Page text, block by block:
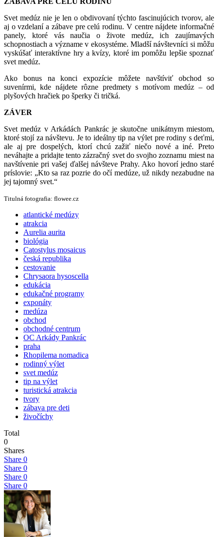
Svet medúz nie je len o obdivovaní týchto fascinujúcich tvorov, ale
aj o vzdelaní a zábave pre celú rodinu. V centre nájdete informačné
panely, ktoré vás naučia o živote medúz, ich zaujímavých
schopnostiach a význame v ekosystéme. Mladší návštevníci si môžu
vyskúšať interaktívne hry a kvízy, ktoré im pomôžu lepšie spoznať
svet medúz.
Ako bonus na konci expozície môžete navštíviť obchod so
suvenírmi, kde nájdete rôzne predmety s motívom medúz – od
plyšových hračiek po šperky či tričká.
ZÁVER
Svet medúz v Arkádách Pankrác je skutočne unikátnym miestom,
ktoré stojí za návštevu. Je to ideálny tip na výlet pre rodiny s deťmi,
ale aj pre dospelých, ktorí chcú zažiť niečo nové a iné. Preto
neváhajte a pridajte tento zázračný svet do svojho zoznamu miest na
navštívenie pri vašej ďalšej návšteve Prahy. Ako hovorí jedno staré
príslovie: „Kto sa raz pozrie do očí medúze, už nikdy nezabudne na
jej tajomný svet.“
Titulná fotografia: flowee.cz
atlantické medúzy
atrakcia
Aurelia aurita
biológia
Catostylus mosaicus
česká republika
cestovanie
Chrysaora hysoscella
edukácia
edukačné programy
exponáty
medúza
obchod
obchodné centrum
OC Arkády Pankrác
praha
Rhopilema nomadica
rodinný výlet
svet medúz
tip na výlet
turistická atrakcia
tvory
zábava pre deti
živočíchy
Total
0
Shares
Share 0
Share 0
Share 0
Share 0